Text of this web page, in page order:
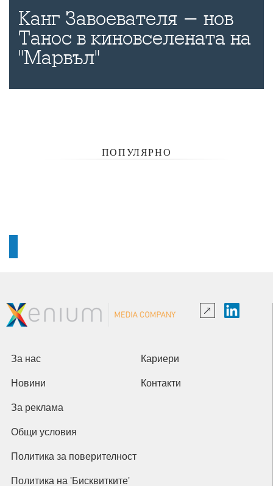
Канг Завоевателя - нов
Танос в киновселената на
"Марвъл"
ПОПУЛЯРНО
За нас Кариери
Новини Контакти
За реклама
Общи условия
Политика за поверителност
Политика на 'Бисквитките'